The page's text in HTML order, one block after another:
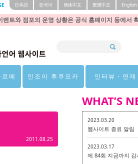
트와 점포의 운영 상황은 공식 홈페이지 등에서
日本語 한국어 簡体中文 繁體中文 English
메 인조이 후쿠오카 인터뷰・연재
2011.08.25
WHAT’S
2023.03.20
웹사이트 종료 알림
2023.03.17
제 84회 지금까지